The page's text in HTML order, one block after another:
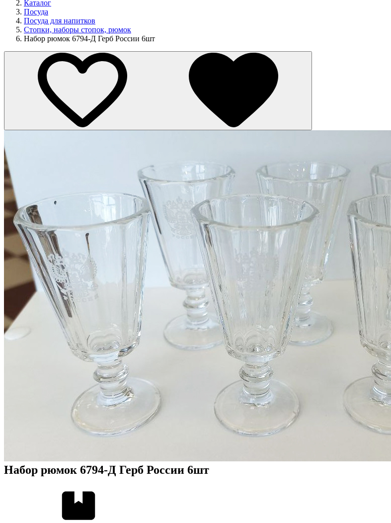
Каталог
Посуда
Посуда для напитков
Стопки, наборы стопок, рюмок
Набор рюмок 6794-Д Герб России 6шт
Набор рюмок 6794-Д Герб России 6шт